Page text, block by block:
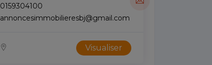
0159304100
annoncesimmobilieresbj@gmail.com
Visualiser